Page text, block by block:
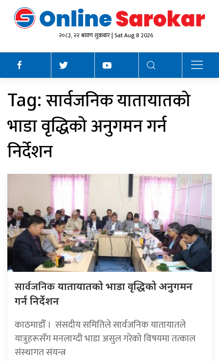
२०८३, २२ श्रावण शुक्रबार | Sat Aug 8 2026
Tag: सार्वजनिक यातायातको
भाडा वृद्धिको अनुगमन गर्न
निर्देशन
सार्वजनिकयातायातको भाडा वृद्धिको अनुगमन
गर्न निर्देशन
काठमाडौँ । संसदीय समितिले सार्वजनिक यातायातले
यात्रुहरूसँग मनलाग्दी भाडा असुल गरेको विषयमा तत्काल
संस्थागत संयन्त्र